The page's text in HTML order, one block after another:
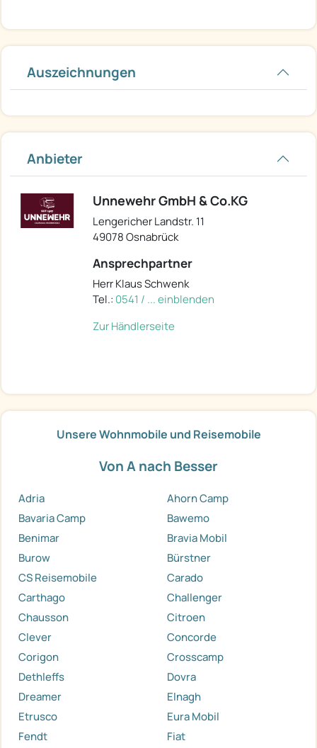
Auszeichnungen
Anbieter
Unnewehr GmbH & Co.KG
Lengericher Landstr. 11
49078 Osnabrück
Ansprechpartner
Herr Klaus Schwenk
Tel.: 0541 / ... einblenden
Zur Händlerseite
Unsere Wohnmobile und Reisemobile
Von A nach Besser
Adria
Ahorn Camp
Bavaria Camp
Bawemo
Benimar
Bravia Mobil
Burow
Bürstner
CS Reisemobile
Carado
Carthago
Challenger
Chausson
Citroen
Clever
Concorde
Corigon
Crosscamp
Dethleffs
Dovra
Dreamer
Elnagh
Etrusco
Eura Mobil
Fendt
Fiat